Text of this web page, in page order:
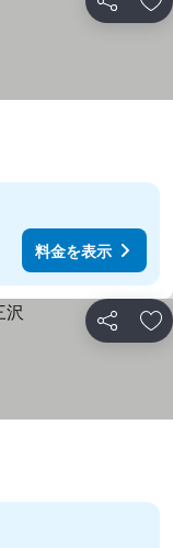
シェア お
料金を表示
シェア お